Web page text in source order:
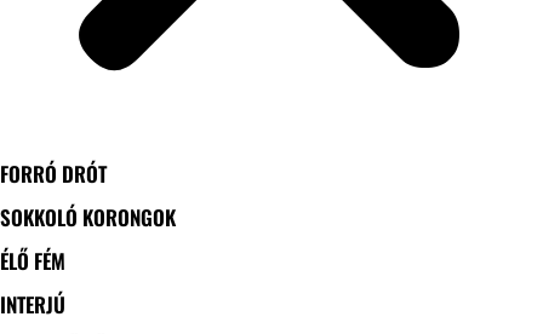
FORRÓ DRÓT
SOKKOLÓ KORONGOK
ÉLŐ FÉM
INTERJÚ